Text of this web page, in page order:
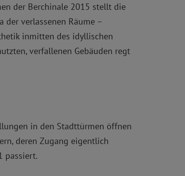
der Berchinale 2015 stellt die
der verlassenen Räume –
inmitten des idyllischen
verfallenen Gebäuden regt
in den Stadttürmen öffnen
deren Zugang eigentlich
passiert.